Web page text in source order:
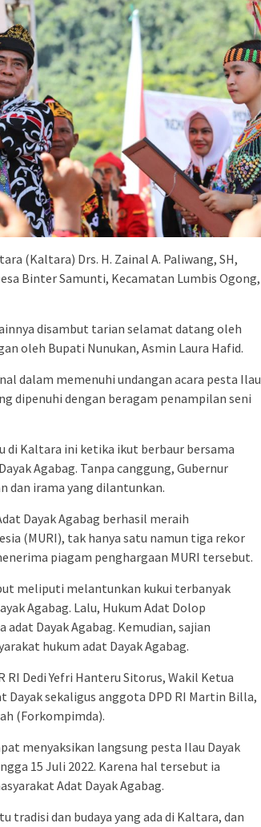
(Kaltara) Drs. H. Zainal A. Paliwang, SH,
Binter Samunti, Kecamatan Lumbis Ogong,
disambut tarian selamat datang oleh
oleh Bupati Nunukan, Asmin Laura Hafid.
dalam memenuhi undangan acara pesta Ilau
dipenuhi dengan beragam penampilan seni
Kaltara ini ketika ikut berbaur bersama
Agabag. Tanpa canggung, Gubernur
dan irama yang dilantunkan.
Dayak Agabag berhasil meraih
(MURI), tak hanya satu namun tiga rekor
piagam penghargaan MURI tersebut.
meliputi melantunkan kukui terbanyak
Agabag. Lalu, Hukum Adat Dolop
Dayak Agabag. Kemudian, sajian
hukum adat Dayak Agabag.
Dedi Yefri Hanteru Sitorus, Wakil Ketua
Dayak sekaligus anggota DPD RI Martin Billa,
(Forkompimda).
menyaksikan langsung pesta Ilau Dayak
15 Juli 2022. Karena hal tersebut ia
Adat Dayak Agabag.
tradisi dan budaya yang ada di Kaltara, dan